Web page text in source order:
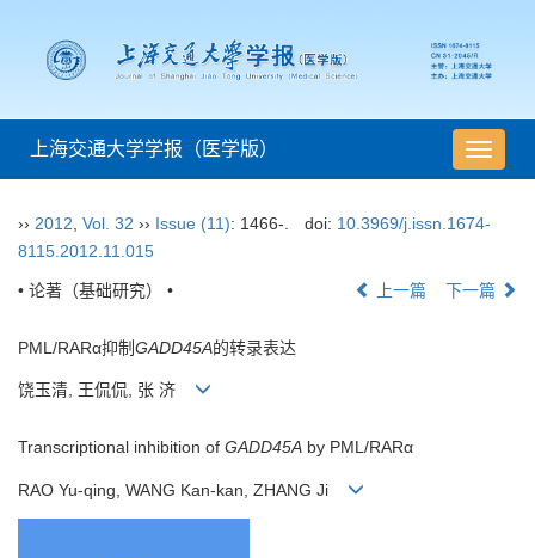
导
航
换
上海交通大学学报（医学版）
›› 2012 Vol. 32 ›› Issue (11): 1466-. doi: 10.3969/j.issn.1674-
8115.2012.11.015
• 论著（基础研究） • 上一篇 下一篇
PML/RARα抑制GADD45A的转录表达
饶玉清, 王侃侃, 张 济
Transcriptional inhibition of GADD45A by PML/RARα
RAO Yu-qing, WANG Kan-kan, ZHANG Ji